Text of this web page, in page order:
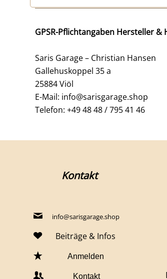
GPSR-Pflichtangaben Hersteller &
Saris Garage – Christian Hansen
Gallehuskoppel 35 a
25884 Viöl
E-Mail: info@sarisgarage.shop
Telefon: +49 48 48 / 795 41 46
Kontakt
info@sarisgarage.shop
Beiträge & Infos
Anmelden
Kontakt